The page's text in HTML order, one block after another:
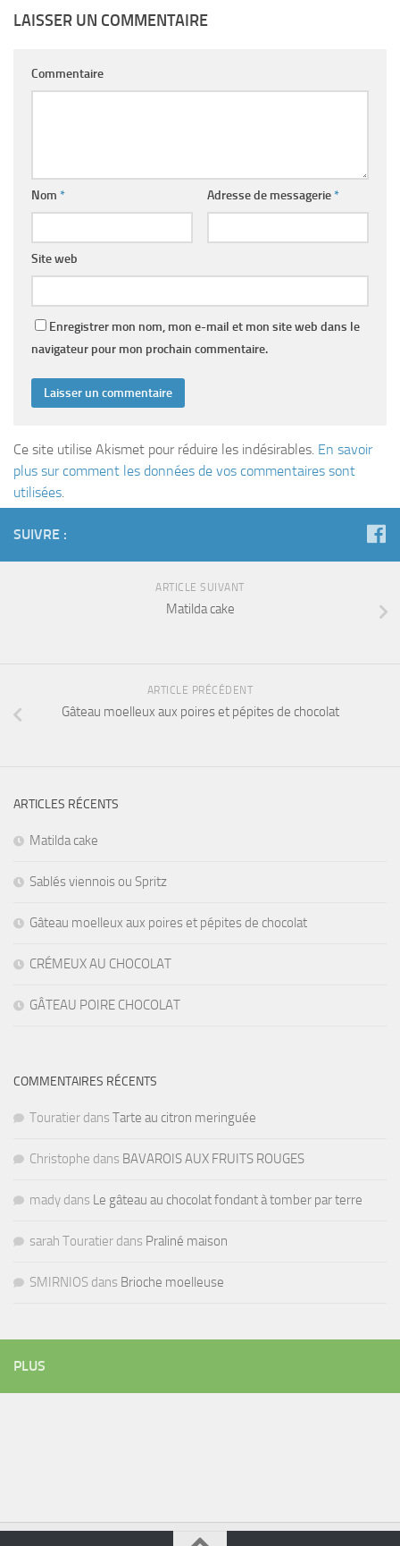
LAISSER UN COMMENTAIRE
Commentaire
Nom * Adresse de messagerie*
Site web
Enregistrer mon nom, mon e-mail et mon site web dans le
navigateur pour mon prochain commentaire.
Ce site utilise Akismet pour réduire les indésirables. En savoir
plus sur comment les données de vos commentaires sont
utilisées
SUIVRE :
ARTICLE SUIVANT
Matilda cake
ARTICLE PRÉCÉDENT
Gâteau moelleux aux poires et pépites de chocolat
ARTICLES RÉCENTS
Matilda cake
Sablés viennois ou Spritz
Gâteau moelleux aux poires et pépites de chocolat
CRÉMEUX AU CHOCOLAT
GÂTEAU POIRE CHOCOLAT
COMMENTAIRES RÉCENTS
Touratier dans Tarte au citron meringuée
Christophe dans BAVAROIS AUX FRUITS ROUGES
mady dans Le gâteau au chocolat fondant à tomber par terre
sarah Touratier dans Praliné maison
SMIRNIOS dans Brioche moelleuse
PLUS